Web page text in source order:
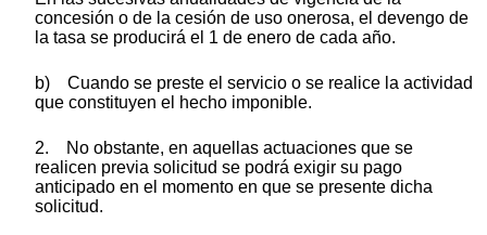
concesión o de la cesión de uso onerosa, el devengo de
la tasa se producirá el 1 de enero de cada año.
b) Cuando se preste el servicio o se realice la actividad
que constituyen el hecho imponible.
2. No obstante, en aquellas actuaciones que se
realicen previa solicitud se podrá exigir su pago
anticipado en el momento en que se presente dicha
solicitud.